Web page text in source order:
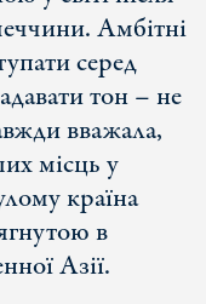
Амбітні
серед
тон – не
вважала,
місць у
країна
в
Азії.